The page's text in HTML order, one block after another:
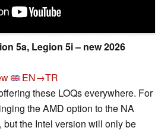
5a, Legion 5i – new 2026
EN→TR
these LOQs everywhere. For
the AMD option to the NA
but the Intel version will only be